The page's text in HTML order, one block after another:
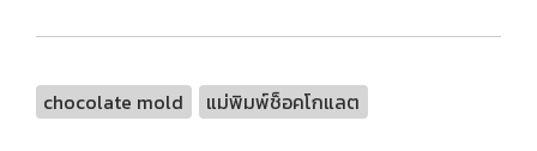
chocolate mold แม่พิมพ์ช็อคโกแลต